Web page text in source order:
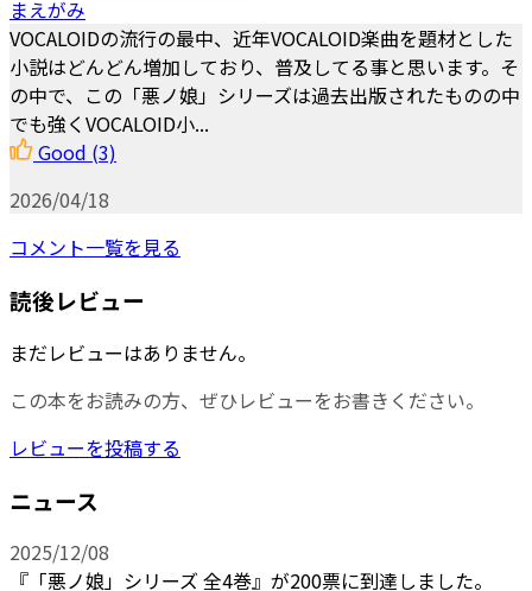
まえがみ
VOCALOIDの流行の最中、近年VOCALOID楽曲を題材とした
小説はどんどん増加しており、普及してる事と思います。そ
の中で、この「悪ノ娘」シリーズは過去出版されたものの中
でも強くVOCALOID小...
Good (3)
2026/04/18
コメント一覧を見る
読後レビュー
まだレビューはありません。
この本をお読みの方、ぜひレビューをお書きください。
レビューを投稿する
ニュース
2025/12/08
『「悪ノ娘」シリーズ 全4巻』が200票に到達しました。